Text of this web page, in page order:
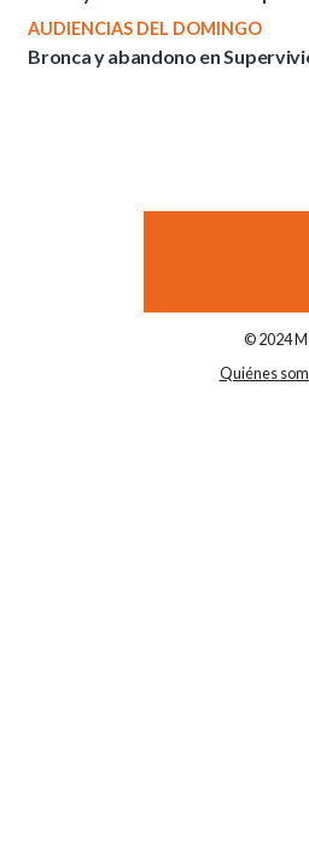
AUDIENCIAS DEL DOMINGO
Bronca y abandono en
© 2024
Quiénes